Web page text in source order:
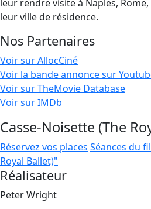
leur rendre visite à Naples,
leur ville de résidence.
Nos Partenaires
Voir sur AllocCiné
Voir la bande annonce sur
Voir sur TheMovie Database
Voir sur IMDb
Casse-Noisette (The
Réservez vos places Séances du
Royal Ballet)"
Réalisateur
Peter Wright